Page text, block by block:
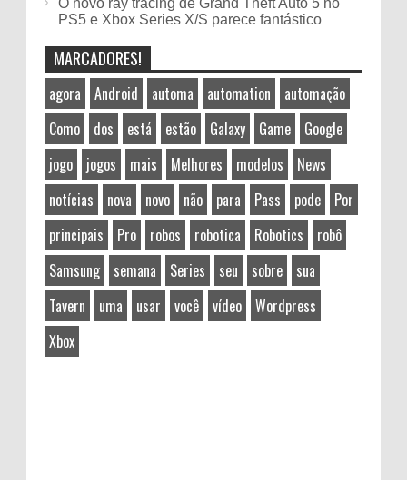
O novo ray tracing de Grand Theft Auto 5 no
PS5 e Xbox Series X/S parece fantástico
MARCADORES!
agora Android automa automation
automação
Como
dos está estão Galaxy Game
Google
jogo
jogos mais Melhores modelos
News
notícias
nova novo não para Pass pode
Por
principais
Pro robos robotica Robotics
robô
Samsung
semana Series seu sobre
sua
Tavern
uma usar você vídeo
Wordpress
Xbox